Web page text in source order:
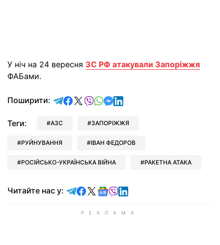
У ніч на 24 вересня ЗС РФ атакували Запоріжжя
ФАБами.
Поширити: відправити у Telegram
поділитись у Facebook
поділитись у X
відправити у Viber
відправити у Whatsapp
відправити у Messenger
відправити у LinkedIn
Теги: АЗС ЗАПОРІЖЖЯ
РУЙНУВАННЯ ІВАН ФЕДОРОВ
РОСІЙСЬКО-УКРАЇНСЬКА ВІЙНА РАКЕТНА АТАКА
Читайте нас у: Читайте у Telegram
Читайте у Facebook
Читайте у X
Читайте у Google news
Читайте у Viber
Читайте у LinkedIn